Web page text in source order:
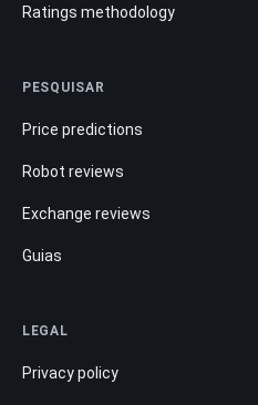
Ratings methodology
PESQUISAR
Price predictions
Robot reviews
Exchange reviews
Guias
LEGAL
Privacy policy